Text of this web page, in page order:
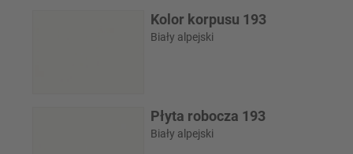
Kolor korpusu 193
Biały alpejski
Płyta robocza 193
Biały alpejski